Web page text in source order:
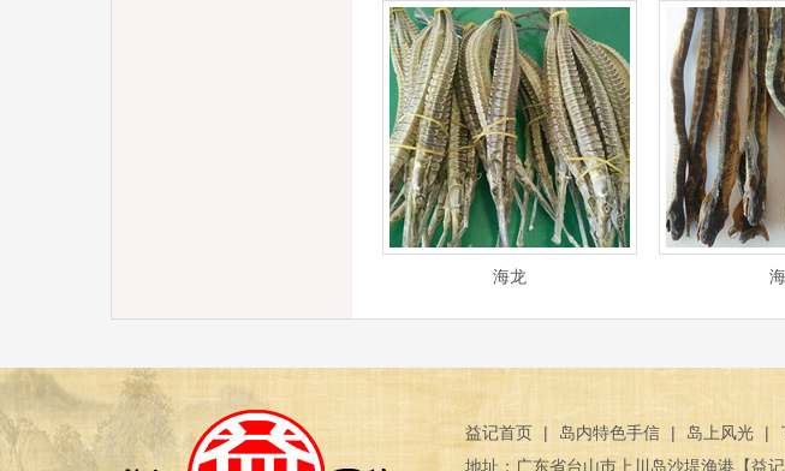
海龙
益记首页 | 岛内特色手信 | 岛上风光 |
地址：广东省台山巿上川岛沙堤渔港【益